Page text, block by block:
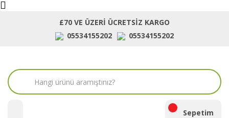
£70 VE ÜZERİ ÜCRETSİZ KARGO
05534155202
05534155202
Sepetim